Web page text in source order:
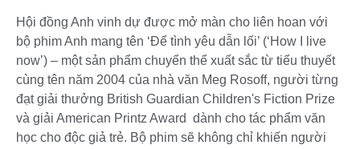
Hội đồng Anh vinh dự được mở màn cho liên hoan với
bộ phim Anh mang tên ‘Để tình yêu dẫn lối’ (‘How I live
now’) – một sản phẩm chuyển thể xuất sắc từ tiểu thuyết
cùng tên năm 2004 của nhà văn Meg Rosoff, người từng
đạt giải thưởng British Guardian Children's Fiction Prize
và giải American Printz Award dành cho tác phẩm văn
học cho độc giả trẻ. Bộ phim sẽ không chỉ khiến người